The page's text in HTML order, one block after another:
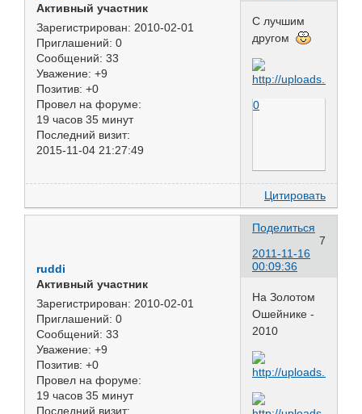
Активный участник
Зарегистрирован: 2010-02-01
Приглашений: 0
Сообщений: 33
Уважение: +9
Позитив: +0
Провел на форуме:
19 часов 35 минут
Последний визит:
2015-11-04 21:27:49
С лучшим
другом
0
Цитировать
Поделиться
7
2011-11-16
00:09:36
ruddi
Активный участник
Зарегистрирован: 2010-02-01
Приглашений: 0
Сообщений: 33
Уважение: +9
Позитив: +0
Провел на форуме:
19 часов 35 минут
Последний визит:
На Золотом
Ошейнике -
2010